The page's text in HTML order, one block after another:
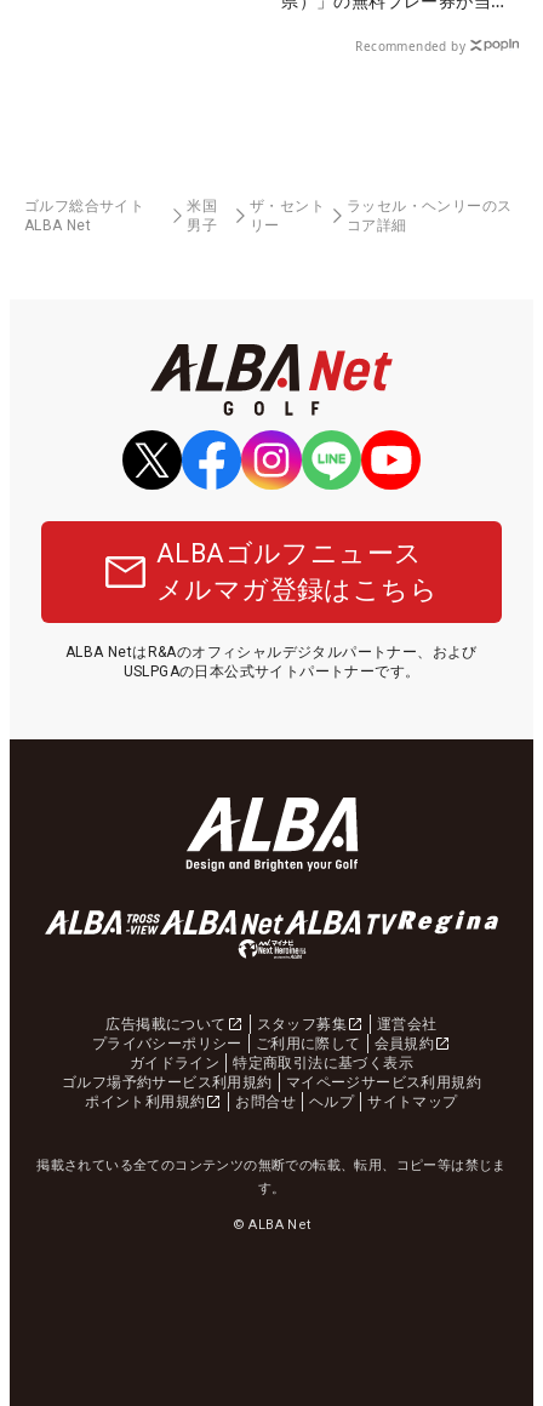
Recommended by
ゴルフ総合サイト
ALBA Net
米国
男子
ザ・セント
リー
ラッセル・ヘンリーのス
コア詳細
ALBAゴルフニュース
メルマガ登録はこちら
ALBA NetはR&Aのオフィシャルデジタルパートナー、および
USLPGAの日本公式サイトパートナーです。
広告掲載について スタッフ募集
運営会社
プライバシーポリシー
ご利用に際して
会員規約
ガイドライン
特定商取引法に基づく表示
ゴルフ場予約サービス利用規約
マイページサービス利用規約
ポイント利用規約
お問合せ ヘルプ サイトマップ
掲載されている全てのコンテンツの無断での転載、転用、コピー等は禁じま
す。
© ALBA Net